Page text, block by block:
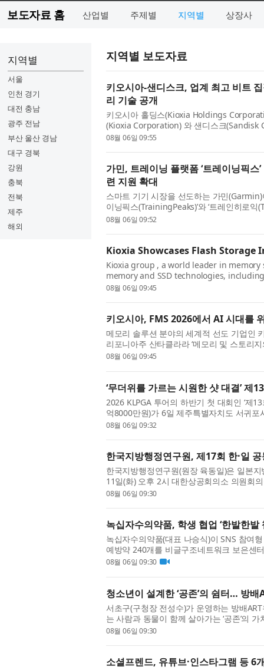
보도자료 홈 산업별 주제별 지역별 상장사
지역별
서울
인천 경기
대전 충남
광주 전남
부산 울산 경남
대구 경북
강원
충북
전북
제주
해외
지역별 보도자료
키오시아-샌디스크, 업계 최고 비트
리 기술 공개
키오시아 홀딩스(Kioxia Holdings
(Kioxia Corporation) 와 샌디스크(Sandisk
미래 콘퍼런스(Future of Memory and
08월 06일 09:55
가민, 트레이닝 플랫폼 ‘트레이닝픽스
련 지원 확대
스마트 기기 시장을 선도하는 가민
이닝픽스(TrainingPeaks)’와 ‘트레인히로
니스 및 웰니스 생태계 전반에 새로운 코칭
08월 06일 09:52
Kioxia Showcases Flash Storage
Kioxia group , a world leader in
memory and SSD technologies,
High IOPS SSDs, optimized for GPU
08월 06일 09:45
키오시아, FMS 2026에서 AI 시대를
메모리 솔루션 분야의 세계적 선도 기업인
리포니아주 산타클라라 ‘메모리 및 스토리
행사에서 GPU 직접 액세스에 최적화된 키
08월 06일 09:45
‘무더위를 가르는 시원한 샷 대결’ 제
2026 KLPGA 투어의 하반기 첫 대회인 ‘제
억8000만원)가 6일 제주특별자치도 서귀
해로 13회를 맞은 제주삼다수 마스터스는 ‘
08월 06일 09:32
한국지방행정연구원, 제17회 한·일
한국지방행정연구원(원장 육동일)은 일본
11일(화) 오후 2시 대한상공회의소 의원회
세미나는 ‘지역 과제 대응을 위한 리질리언
08월 06일 09:30
녹십자수의약품, 학생 협업 ‘한발한
녹십자수의약품(대표 나승식)이 SNS 참여
예방약 240개를 비글구조네트워크 보은센
튼국제학교 학생 프로젝트
08월 06일 09:30
청소년이 설계한 ‘공존’의 쉼터… 방
서초구(구청장 전성수)가 운영하는 방배
는 사람과 동물이 함께 살아가는 ‘공존’의
작소’를 성공적으로 마무리했다. ‘뚝딱공작
08월 06일 09:30
소셜프렌드, 유튜브·인스타그램 등 6